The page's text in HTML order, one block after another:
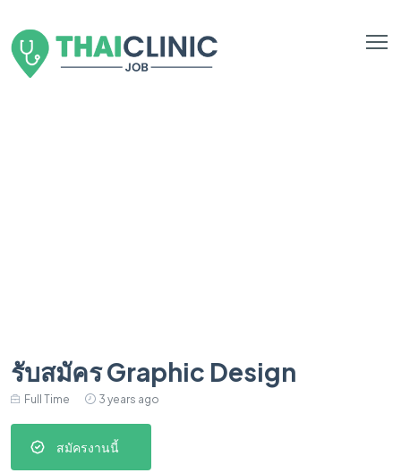
รับสมัคร Graphic Design
Full Time 3 years ago
สมัครงานนี้